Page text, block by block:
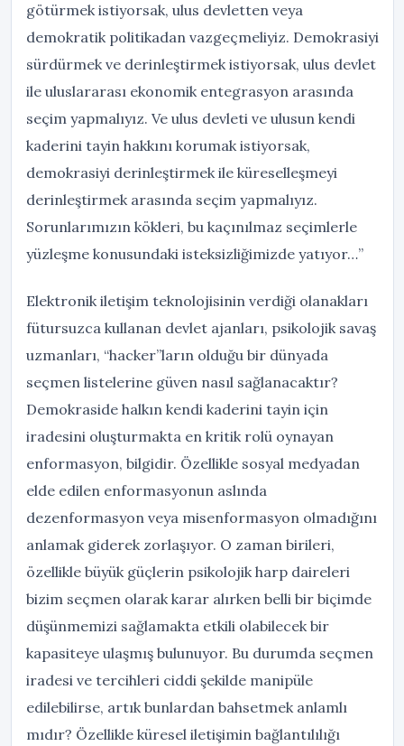
götürmek istiyorsak, ulus devletten veya
demokratik politikadan vazgeçmeliyiz. Demokrasiyi
sürdürmek ve derinleştirmek istiyorsak, ulus devlet
ile uluslararası ekonomik entegrasyon arasında
seçim yapmalıyız. Ve ulus devleti ve ulusun kendi
kaderini tayin hakkını korumak istiyorsak,
demokrasiyi derinleştirmek ile küreselleşmeyi
derinleştirmek arasında seçim yapmalıyız.
Sorunlarımızın kökleri, bu kaçınılmaz seçimlerle
yüzleşme konusundaki isteksizliğimizde yatıyor…”
Elektronik iletişim teknolojisinin verdiği olanakları
fütursuzca kullanan devlet ajanları, psikolojik savaş
uzmanları, “hacker”ların olduğu bir dünyada
seçmen listelerine güven nasıl sağlanacaktır?
Demokraside halkın kendi kaderini tayin için
iradesini oluşturmakta en kritik rolü oynayan
enformasyon, bilgidir. Özellikle sosyal medyadan
elde edilen enformasyonun aslında
dezenformasyon veya misenformasyon olmadığını
anlamak giderek zorlaşıyor. O zaman birileri,
özellikle büyük güçlerin psikolojik harp daireleri
bizim seçmen olarak karar alırken belli bir biçimde
düşünmemizi sağlamakta etkili olabilecek bir
kapasiteye ulaşmış bulunuyor. Bu durumda seçmen
iradesi ve tercihleri ciddi şekilde manipüle
edilebilirse, artık bunlardan bahsetmek anlamlı
mıdır? Özellikle küresel iletişimin bağlantılılığı